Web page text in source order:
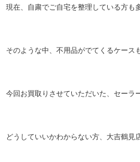
現在、自粛でご自宅を整理している方も
そのような中、不用品がでてくるケース
今回お買取りさせていただいた、セーラ
どうしていいかわからない方、大吉鶴見